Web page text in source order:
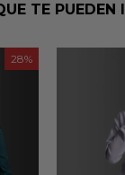
TE PUEDEN
28